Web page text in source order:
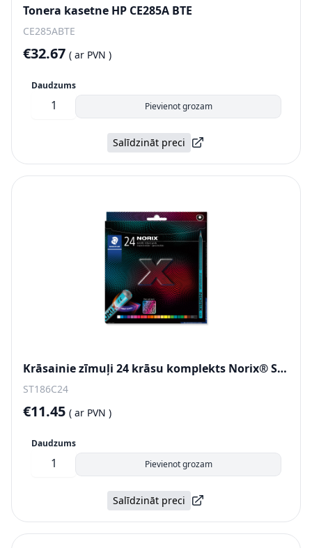
Tonera kasetne HP CE285A BTE
CE285ABTE
€32.67 ( ar PVN )
Daudzums
Pievienot grozam
Salīdzināt preci
Krāsainie zīmuļi 24 krāsu komplekts Norix® Staedtler
ST186C24
€11.45 ( ar PVN )
Daudzums
Pievienot grozam
Salīdzināt preci